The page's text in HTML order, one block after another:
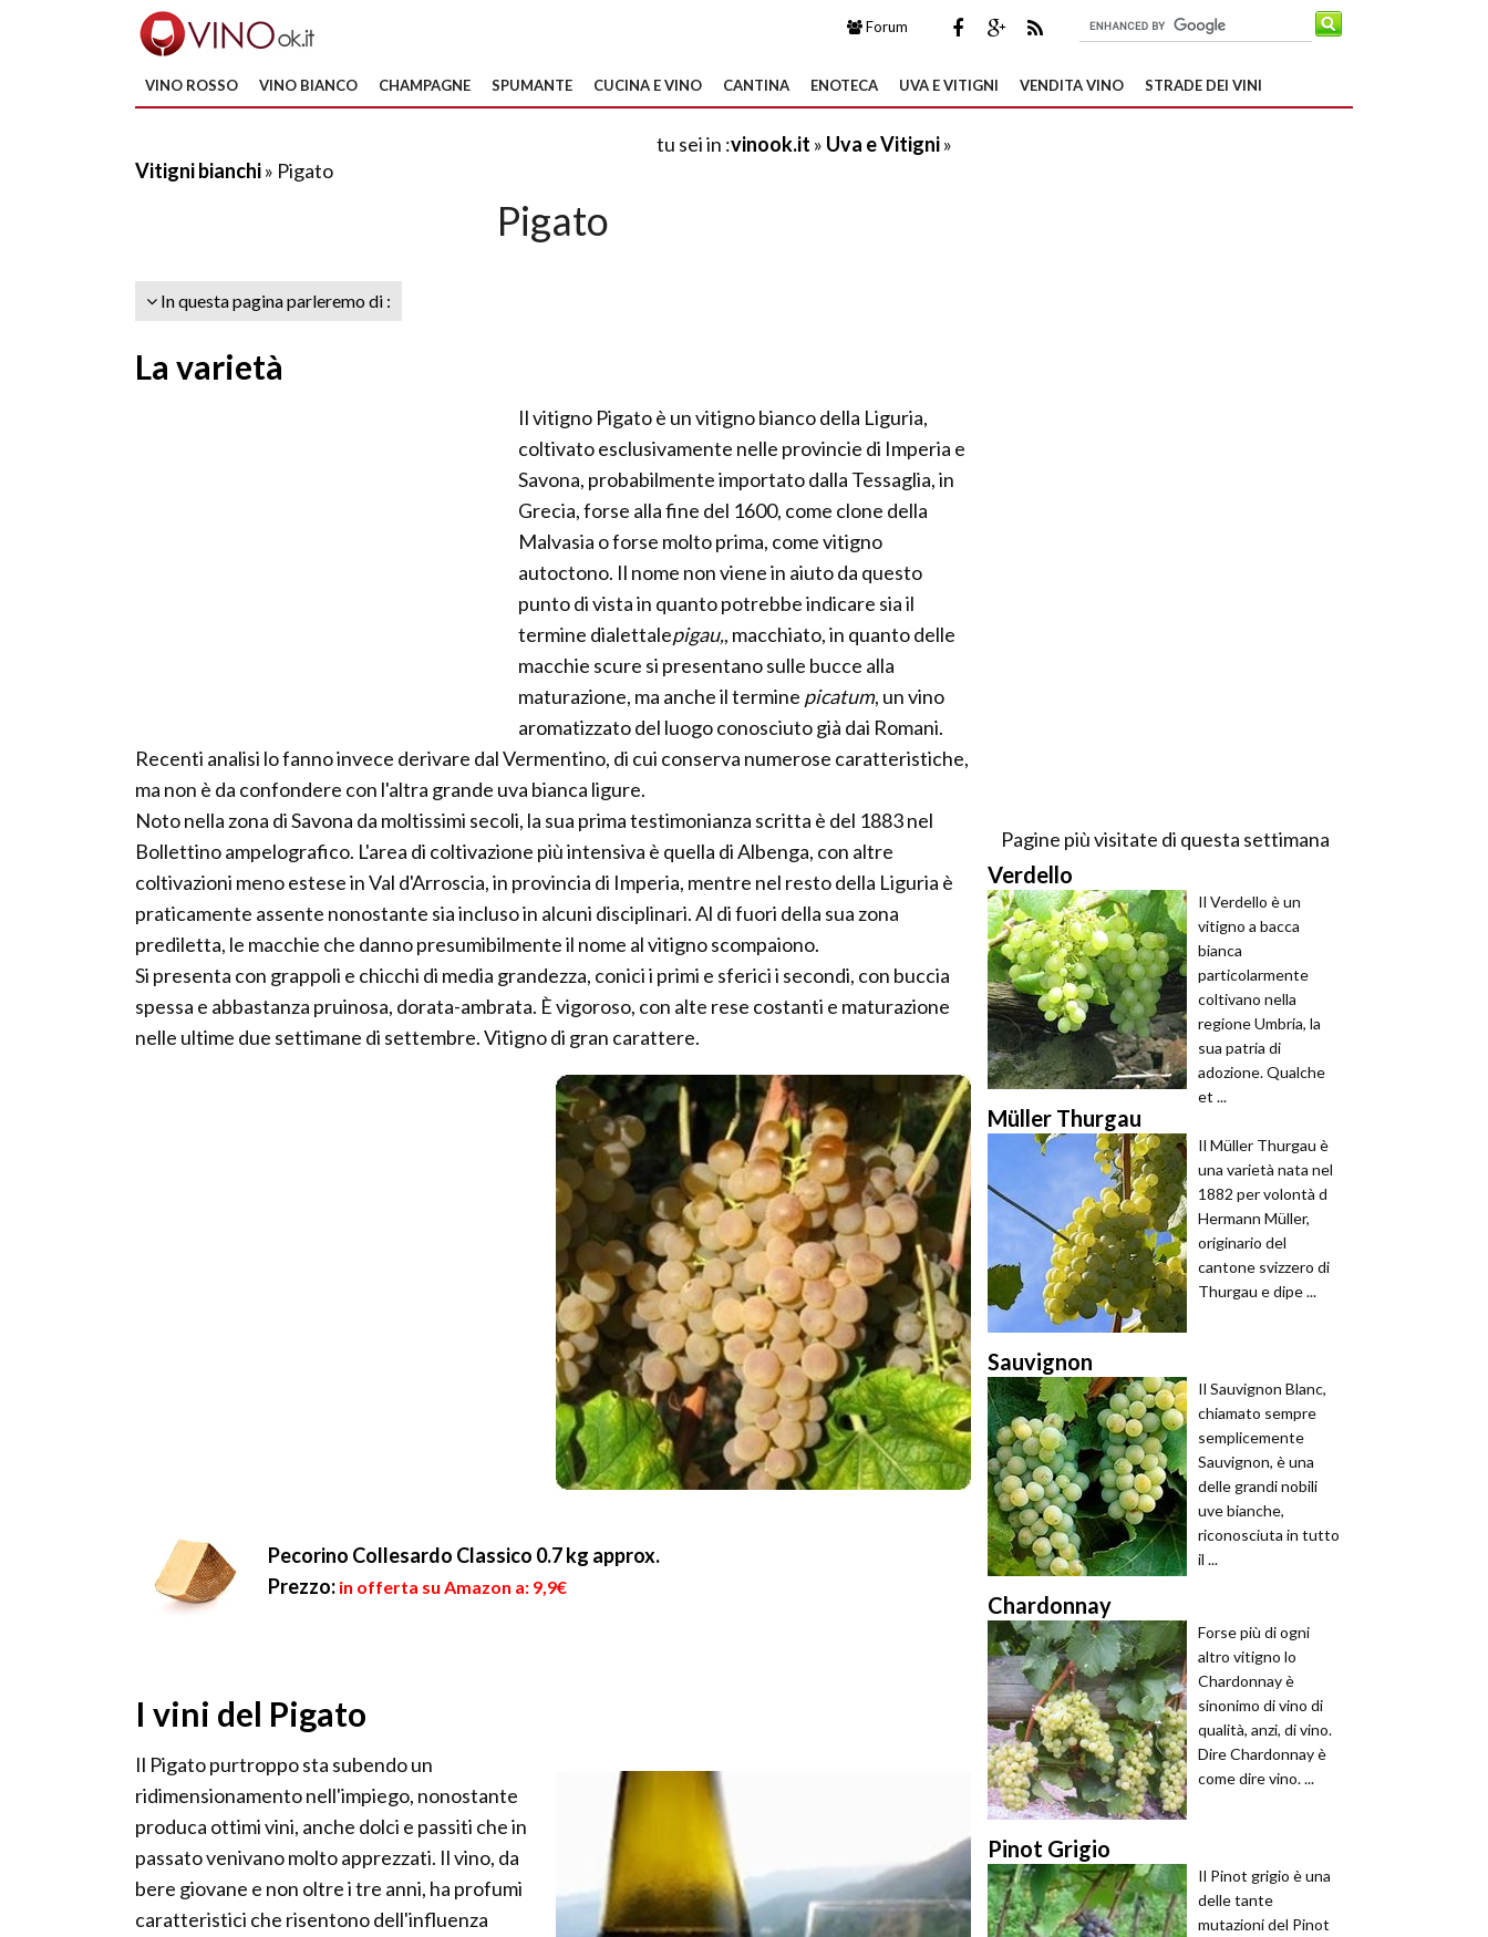
Forum
VINO ROSSO VINO BIANCO CHAMPAGNE SPUMANTE CUCINA E VINO CANTINA ENOTECA UVA E VITIGNI VENDITA VINO STRADE DEI VINI
tu sei in :vinook.it » Uva e Vitigni»
Vitigni bianchi» Pigato
Pigato
In questa pagina parleremo di :
La varietà
Il vitigno Pigato è un vitigno bianco della Liguria,
coltivato esclusivamente nelle provincie di Imperia e
Savona, probabilmente importato dalla Tessaglia, in
Grecia, forse alla fine del 1600, come clone della
Malvasia o forse molto prima, come vitigno
autoctono. Il nome non viene in aiuto da questo
punto di vista in quanto potrebbe indicare sia il
termine dialettalepigau,, macchiato, in quanto delle
macchie scure si presentano sulle bucce alla
maturazione, ma anche il termine picatum, un vino
aromatizzato del luogo conosciuto già dai Romani.
Recenti analisi lo fanno invece derivare dal Vermentino, di cui conserva numerose caratteristiche,
ma non è da confondere con l'altra grande uva bianca ligure.
Noto nella zona di Savona da moltissimi secoli, la sua prima testimonianza scritta è del 1883 nel
Bollettino ampelografico. L'area di coltivazione più intensiva è quella di Albenga, con altre
coltivazioni meno estese in Val d'Arroscia, in provincia di Imperia, mentre nel resto della Liguria è
praticamente assente nonostante sia incluso in alcuni disciplinari. Al di fuori della sua zona
prediletta, le macchie che danno presumibilmente il nome al vitigno scompaiono.
Si presenta con grappoli e chicchi di media grandezza, conici i primi e sferici i secondi, con buccia
spessa e abbastanza pruinosa, dorata-ambrata. È vigoroso, con alte rese costanti e maturazione
nelle ultime due settimane di settembre. Vitigno di gran carattere.
Pecorino Collesardo Classico 0.7 kg approx.
Prezzo: in offerta su Amazon a: 9,9€
I vini del Pigato
Il Pigato purtroppo sta subendo un
ridimensionamento nell'impiego, nonostante
produca ottimi vini, anche dolci e passiti che in
passato venivano molto apprezzati. Il vino, da
bere giovane e non oltre i tre anni, ha profumi
caratteristici che risentono dell'influenza
Pagine più visitate di questa settimana
Verdello
Il Verdello è un
vitigno a bacca
bianca
particolarmente
coltivano nella
regione Umbria, la
sua patria di
adozione. Qualche
et ...
Müller Thurgau
Il Müller Thurgau è
una varietà nata nel
1882 per volontà d
Hermann Müller,
originario del
cantone svizzero di
Thurgau e dipe ...
Sauvignon
Il Sauvignon Blanc,
chiamato sempre
semplicemente
Sauvignon, è una
delle grandi nobili
uve bianche,
riconosciuta in tutto
il ...
Chardonnay
Forse più di ogni
altro vitigno lo
Chardonnay è
sinonimo di vino di
qualità, anzi, di vino.
Dire Chardonnay è
come dire vino. ...
Pinot Grigio
Il Pinot grigio è una
delle tante
mutazioni del Pinot